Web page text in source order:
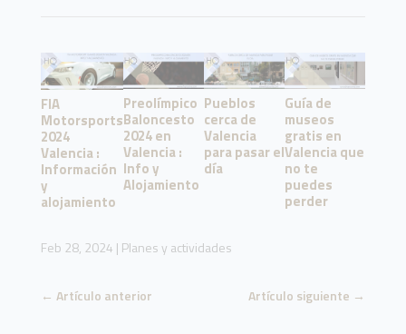
FIA
Motorsports
2024
Valencia :
Información
y
alojamiento
Preolímpico
Baloncesto
2024 en
Valencia :
Info y
Alojamiento
Pueblos
cerca de
Valencia
para pasar el
día
Guía de
museos
gratis en
Valencia que
no te
puedes
perder
Feb 28, 2024 | Planes y actividades
← Artículo anterior Artículo siguiente →